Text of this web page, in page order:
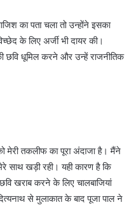
का पता चला तो उन्होंने इसका
के लिए अर्जी भी दायर की।
छवि धूमिल करने और उन्हें राजनीतिक
मेरी तकलीफ का पूरा अंदाजा है। मैंने
साथ खड़ी रही। यही कारण है कि
खराब करने के लिए चालबाजियां
से मुलाकात के बाद पूजा पाल ने